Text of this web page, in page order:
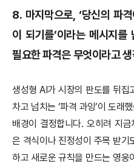
8. 마지막으로, ‘당신의 파
이 되기를’이라는 메시지를
필요한 파격은 무엇이라고
생성형 AI가 시장의 판도를 뒤집
차고 넘치는 ‘파격 과잉’이 도래
배경이 결정합니다. 오히려 지
은 격식이나 진정성이 주목 받기
하고 새로운 규칙을 만드는 영웅